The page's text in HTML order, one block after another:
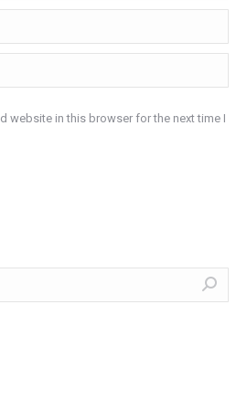
website in this browser for the next time I